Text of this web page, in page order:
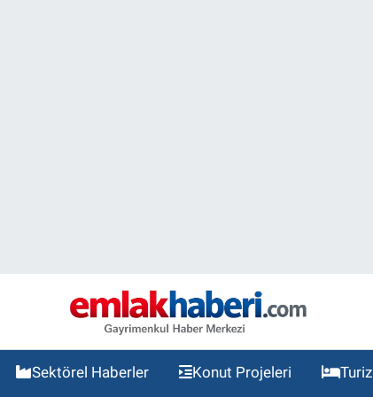
Sektörel Haberler Konut Projeleri